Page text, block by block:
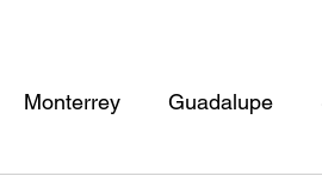
Monterrey Guadalupe